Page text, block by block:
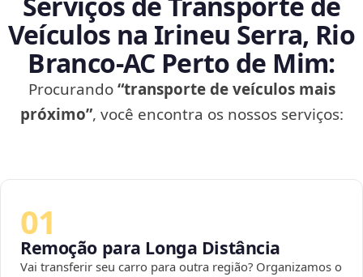
Veículos na Irineu Serra, Rio
Branco‑AC Perto de Mim:
Procurando“transporte de veículos mais
próximo”, você encontra os nossos serviços:
01
Remoção para Longa Distância
Vai transferir seu carro para outra região? Organizamos o